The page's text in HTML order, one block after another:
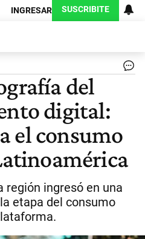
INGRESAR SUSCRIBITE
del
digital:
el consumo
región ingresó en una
etapa del consumo